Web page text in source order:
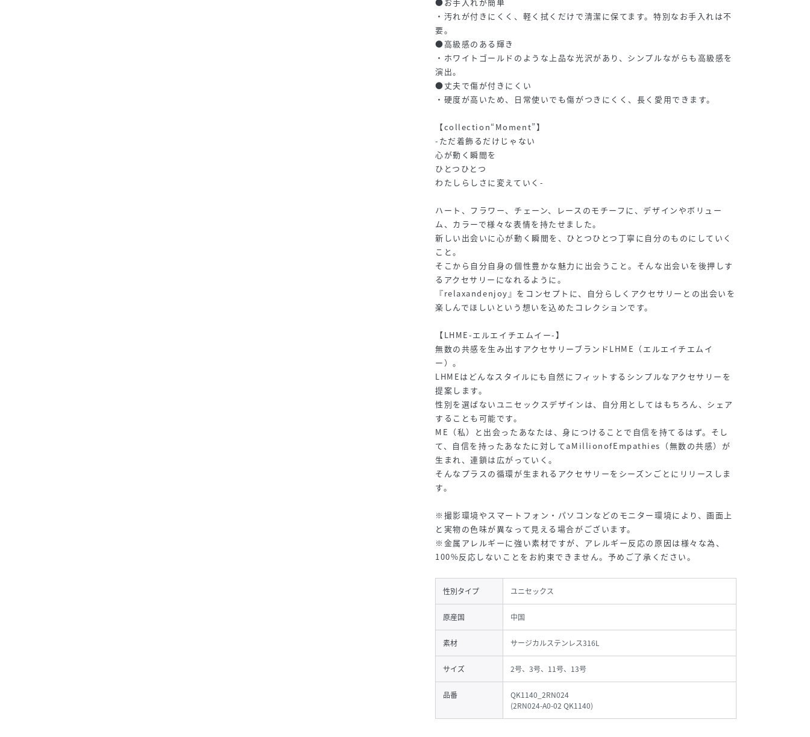
・汚れが付きにくく、軽く拭くだけで清潔に保てます。特別なお手入れは不
要。
●高級感のある輝き
・ホワイトゴールドのような上品な光沢があり、シンプルながらも高級感を
演出。
●丈夫で傷が付きにくい
・硬度が高いため、日常使いでも傷がつきにくく、長く愛用できます。
【collection“Moment”】
-ただ着飾るだけじゃない
心が動く瞬間を
ひとつひとつ
わたしらしさに変えていく-
ハート、フラワー、チェーン、レースのモチーフに、デザインやボリュー
ム、カラーで様々な表情を持たせました。
新しい出会いに心が動く瞬間を、ひとつひとつ丁寧に自分のものにしていく
こと。
そこから自分自身の個性豊かな魅力に出会うこと。そんな出会いを後押しす
るアクセサリーになれるように。
『relaxandenjoy』をコンセプトに、自分らしくアクセサリーとの出会いを
楽しんでほしいという想いを込めたコレクションです。
【LHME-エルエイチエムイー-】
無数の共感を生み出すアクセサリーブランドLHME（エルエイチエムイ
ー）。
LHMEはどんなスタイルにも自然にフィットするシンプルなアクセサリーを
提案します。
性別を選ばないユニセックスデザインは、自分用としてはもちろん、シェア
することも可能です。
ME（私）と出会ったあなたは、身につけることで自信を持てるはず。そし
て、自信を持ったあなたに対してaMillionofEmpathies（無数の共感）が
生まれ、連鎖は広がっていく。
そんなプラスの循環が生まれるアクセサリーをシーズンごとにリリースしま
す。
※撮影環境やスマートフォン・パソコンなどのモニター環境により、画面上
と実物の色味が異なって見える場合がございます。
※金属アレルギーに強い素材ですが、アレルギー反応の原因は様々な為、
100%反応しないことをお約束できません。予めご了承ください。
性別タイプ ユニセックス
原産国 中国
素材 サージカルステンレス316L
サイズ 2号、3号、11号、13号
品番
QK1140_2RN024
(2RN024-A0-02 QK1140)